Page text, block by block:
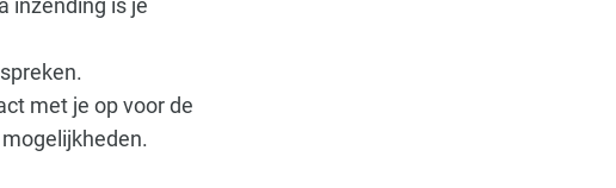
inzending is je
met je op voor de